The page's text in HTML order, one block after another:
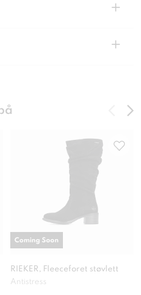
+
+
RIEKER, Fleeceforet støvlett
Antistress
Coming Soon